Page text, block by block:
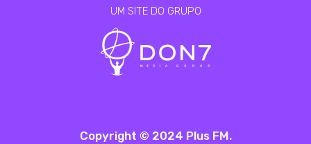
UM SITE DO GRUPO
Copyright © 2024 Plus FM.